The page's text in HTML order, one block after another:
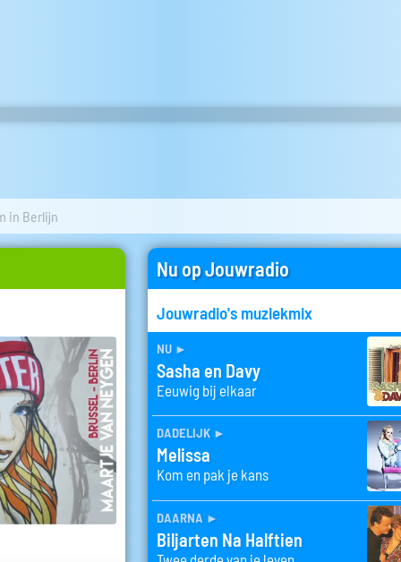
in Berlijn
Nu op Jouwradio
Jouwradio's muziekmix
nu ►
Sasha en Davy
Eeuwig bij elkaar
dadelijk ►
Melissa
Kom en pak je kans
daarna ►
Biljarten Na Halftien